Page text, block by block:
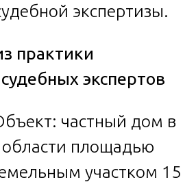
экспертизы.
практики
экспертов
частный дом в
площадью
участком 15